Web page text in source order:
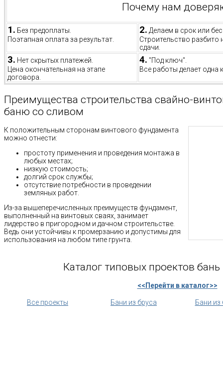
Почему нам
1. Без предоплаты.
Поэтапная оплата за результат.
2. Делаем в срок или
Строительство
сдачи.
3. Нет скрытых платежей.
Цена окончательная на этапе
договора.
4. "Под ключ".
Все работы делает одна
Преимущества строительства свайно-
баню со сливом
К положительным сторонам винтового фундамента
можно отнести:
простоту применения и проведения монтажа в
любых местах;
низкую стоимость;
долгий срок службы;
отсутствие потребности в проведении
земляных работ.
Из-за вышеперечисленных преимуществ фундамент,
выполненный на винтовых сваях, занимает
лидерство в пригородном и дачном строительстве.
Ведь они устойчивы к промерзанию и допустимы для
использования на любом типе грунта.
Каталог типовых проектов
<<Перейти в каталог>>
Все проекты Бани из бруса Бани из